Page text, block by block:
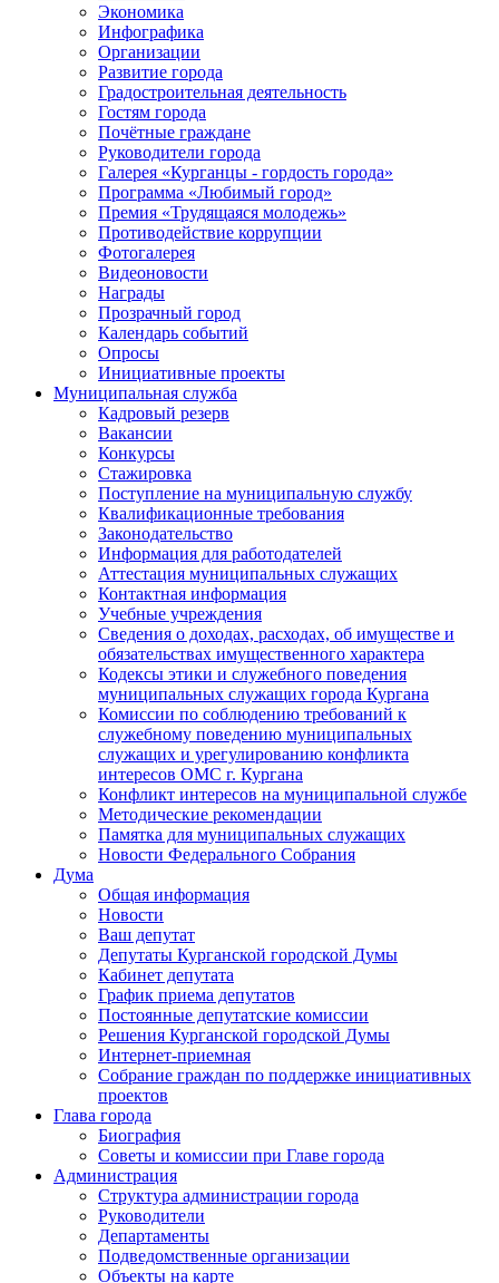
Экономика
Инфографика
Организации
Развитие города
Градостроительная деятельность
Гостям города
Почётные граждане
Руководители города
Галерея «Курганцы - гордость города»
Программа «Любимый город»
Премия «Трудящаяся молодежь»
Противодействие коррупции
Фотогалерея
Видеоновости
Награды
Прозрачный город
Календарь событий
Опросы
Инициативные проекты
Муниципальная служба
Кадровый резерв
Вакансии
Конкурсы
Стажировка
Поступление на муниципальную службу
Квалификационные требования
Законодательство
Информация для работодателей
Аттестация муниципальных служащих
Контактная информация
Учебные учреждения
Сведения о доходах, расходах, об имуществе и
обязательствах имущественного характера
Кодексы этики и служебного поведения
муниципальных служащих города Кургана
Комиссии по соблюдению требований к
служебному поведению муниципальных
служащих и урегулированию конфликта
интересов ОМС г. Кургана
Конфликт интересов на муниципальной службе
Методические рекомендации
Памятка для муниципальных служащих
Новости Федерального Cобрания
Дума
Общая информация
Новости
Ваш депутат
Депутаты Курганской городской Думы
Кабинет депутата
График приема депутатов
Постоянные депутатские комиссии
Решения Курганской городской Думы
Интернет-приемная
Собрание граждан по поддержке инициативных
проектов
Глава города
Биография
Советы и комиссии при Главе города
Администрация
Структура администрации города
Руководители
Департаменты
Подведомственные организации
Объекты на карте